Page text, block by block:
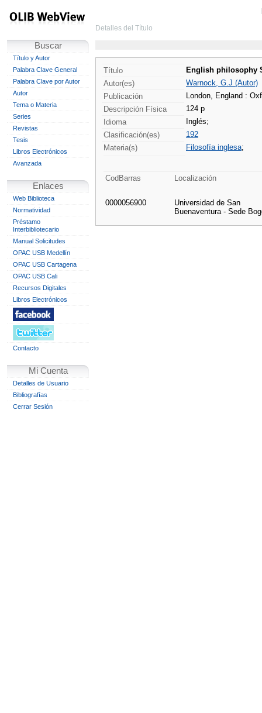
Buscar
Título y Autor
Palabra Clave General
Palabra Clave por Autor
Autor
Tema o Materia
Series
Revistas
Tesis
Libros Electrónicos
Avanzada
Enlaces
Web Biblioteca
Normatividad
Préstamo
Interbibliotecario
Manual Solicitudes
OPAC USB Medellín
OPAC USB Cartagena
OPAC USB Cali
Recursos Digitales
Libros Electrónicos
Contacto
Mi Cuenta
Detalles de Usuario
Bibliografías
Cerrar Sesión
Detalles del Título
Título
English philosophy
Autor(es)
Warnock, G.J (Autor)
Publicación
London, England :
Descripción Física
124 p
Idioma
Inglés;
Clasificación(es)
192
Materia(s)
Filosofía inglesa;
CodBarras Localización
0000056900
Universidad de San
Buenaventura - Sede